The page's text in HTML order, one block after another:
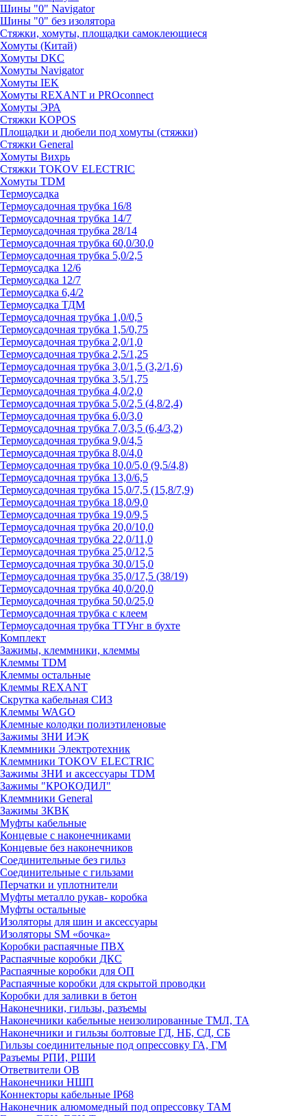
Шины "0" Navigator
Шины "0" без изолятора
Стяжки, хомуты, площадки самоклеющиеся
Хомуты (Китай)
Хомуты DKC
Хомуты Navigator
Хомуты IEK
Хомуты REXANT и PROconnect
Хомуты ЭРА
Стяжки KOPOS
Площадки и дюбели под хомуты (стяжки)
Стяжки General
Хомуты Вихрь
Стяжки TOKOV ELECTRIC
Хомуты TDM
Термоусадка
Термоусадочная трубка 16/8
Термоусадочная трубка 14/7
Термоусадочная трубка 28/14
Термоусадочная трубка 60,0/30,0
Термоусадочная трубка 5,0/2,5
Термоусадка 12/6
Термоусадка 12/7
Термоусадка 6,4/2
Термоусадка ТДМ
Термоусадочная трубка 1,0/0,5
Термоусадочная трубка 1,5/0,75
Термоусадочная трубка 2,0/1,0
Термоусадочная трубка 2,5/1,25
Термоусадочная трубка 3,0/1,5 (3,2/1,6)
Термоусадочная трубка 3,5/1,75
Термоусадочная трубка 4,0/2,0
Термоусадочная трубка 5,0/2,5 (4,8/2,4)
Термоусадочная трубка 6,0/3,0
Термоусадочная трубка 7,0/3,5 (6,4/3,2)
Термоусадочная трубка 9,0/4,5
Термоусадочная трубка 8,0/4,0
Термоусадочная трубка 10,0/5,0 (9,5/4,8)
Термоусадочная трубка 13,0/6,5
Термоусадочная трубка 15,0/7,5 (15,8/7,9)
Термоусадочная трубка 18,0/9,0
Термоусадочная трубка 19,0/9,5
Термоусадочная трубка 20,0/10,0
Термоусадочная трубка 22,0/11,0
Термоусадочная трубка 25,0/12,5
Термоусадочная трубка 30,0/15,0
Термоусадочная трубка 35,0/17,5 (38/19)
Термоусадочная трубка 40,0/20,0
Термоусадочная трубка 50,0/25,0
Термоусадочная трубка с клеем
Термоусадочная трубка ТТУнг в бухте
Комплект
Зажимы, клеммники, клеммы
Клеммы TDM
Клеммы остальные
Клеммы REXANT
Скрутка кабельная СИЗ
Клеммы WAGO
Клемные колодки полиэтиленовые
Зажимы ЗНИ ИЭК
Клеммники Электротехник
Клеммники TOKOV ELECTRIC
Зажимы ЗНИ и аксессуары TDM
Зажимы "КРОКОДИЛ"
Клеммники General
Зажимы 3КВК
Муфты кабельные
Концевые с наконечниками
Концевые без наконечников
Соединительные без гильз
Соединительные с гильзами
Перчатки и уплотнители
Муфты металло рукав- коробка
Муфты остальные
Изоляторы для шин и аксессуары
Изоляторы SM «бочка»
Коробки распаячные ПВХ
Распаячные коробки ДКС
Распаячные коробки для ОП
Распаячные коробки для скрытой проводки
Коробки для заливки в бетон
Наконечники, гильзы, разъемы
Наконечники кабельные неизолированные ТМЛ, ТА
Наконечники и гильзы болтовые ГД, НБ, СД, СБ
Гильзы соединительные под опрессовку ГА, ГМ
Разъемы РПИ, РШИ
Ответвители ОВ
Наконечники НШП
Коннекторы кабельные IP68
Наконечник алюмомедный под опрессовку ТАМ